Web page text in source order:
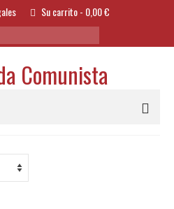
Su carrito- 0,00€